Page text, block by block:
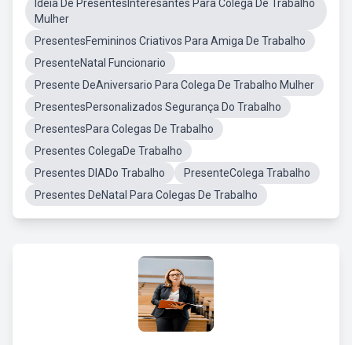
Ideia De PresentesInteresantes Para Colega De Trabalho
Mulher
PresentesFemininos Criativos Para Amiga De Trabalho
PresenteNatal Funcionario
Presente DeAniversario Para Colega De Trabalho Mulher
PresentesPersonalizados Segurança Do Trabalho
PresentesPara Colegas De Trabalho
Presentes ColegaDe Trabalho
Presentes DIADo Trabalho
PresenteColega Trabalho
Presentes DeNatal Para Colegas De Trabalho